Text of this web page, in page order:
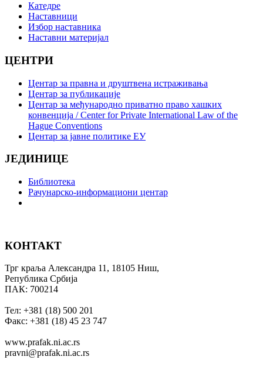
Катедре
Наставници
Избор наставника
Наставни материјал
ЦЕНТРИ
Центар за правна и друштвена истраживања
Центар за публикације
Центар за међународно приватно право хашких
конвенција / Center for Private International Law of the
Hague Conventions
Центар за јавне политике ЕУ
ЈЕДИНИЦЕ
Библиотека
Рачунарско-информациони центар
КОНТАКТ
Трг краља Александра 11, 18105 Ниш,
Република Србија
ПАК: 700214
Тел: +381 (18) 500 201
Факс: +381 (18) 45 23 747
www.prafak.ni.ac.rs
pravni@prafak.ni.ac.rs